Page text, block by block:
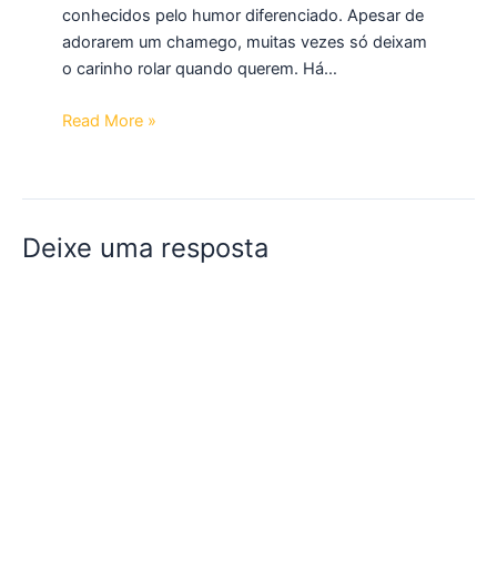
conhecidos pelo humor diferenciado. Apesar de
adorarem um chamego, muitas vezes só deixam
o carinho rolar quando querem. Há…
Read More »
Deixe uma resposta